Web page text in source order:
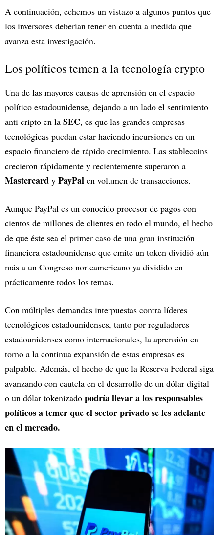
A continuación, echemos un vistazo a algunos puntos que
los inversores deberían tener en cuenta a medida que
avanza esta investigación.
Los políticos temen a la tecnología crypto
Una de las mayores causas de aprensión en el espacio
político estadounidense, dejando a un lado el sentimiento
anti cripto en la SEC, es que las grandes empresas
tecnológicas puedan estar haciendo incursiones en un
espacio financiero de rápido crecimiento. Las stablecoins
crecieron rápidamente y recientemente superaron a
Mastercard y PayPal en volumen de transacciones.
Aunque PayPal es un conocido procesor de pagos con
cientos de millones de clientes en todo el mundo, el hecho
de que éste sea el primer caso de una gran institución
financiera estadounidense que emite un token dividió aún
más a un Congreso norteamericano ya dividido en
prácticamente todos los temas.
Con múltiples demandas interpuestas contra líderes
tecnológicos estadounidenses, tanto por reguladores
estadounidenses como internacionales, la aprensión en
torno a la continua expansión de estas empresas es
palpable. Además, el hecho de que la Reserva Federal siga
avanzando con cautela en el desarrollo de un dólar digital
o un dólar tokenizado podría llevar a los responsables
políticos a temer que el sector privado se les adelante
en el mercado.